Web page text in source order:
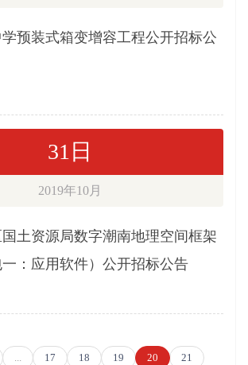
预装式箱变增容工程公开招标公
31日
2019年10月
土资源局数字潮南地理空间框架
：应用软件）公开招标公告
... 17 18 19 20
21